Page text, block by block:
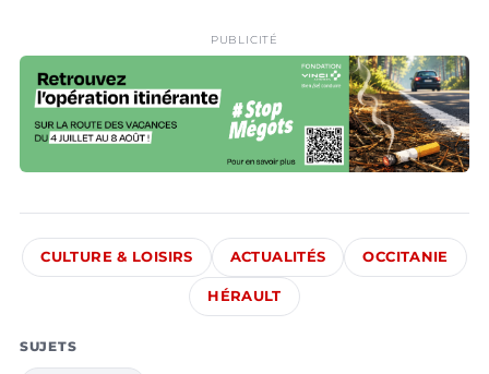
PUBLICITÉ
CULTURE & LOISIRS ACTUALITÉS OCCITANIE
HÉRAULT
SUJETS